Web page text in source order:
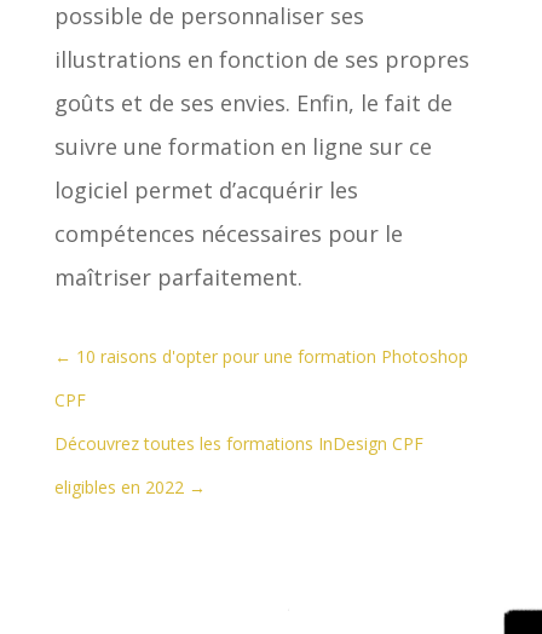
possible de personnaliser ses
illustrations en fonction de ses propres
goûts et de ses envies. Enfin, le fait de
suivre une formation en ligne sur ce
logiciel permet d’acquérir les
compétences nécessaires pour le
maîtriser parfaitement.
← 10 raisons d'opter pour une formation Photoshop
CPF
Découvrez toutes les formations InDesign CPF
eligibles en 2022→